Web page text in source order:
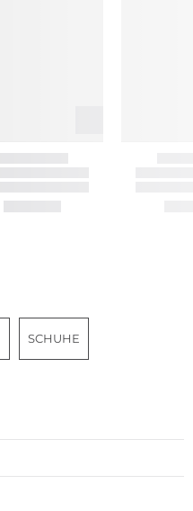
SCHUHE